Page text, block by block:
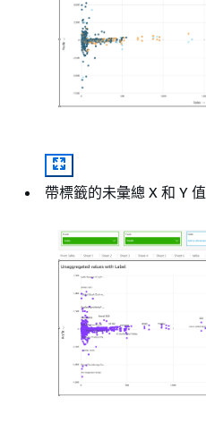
帶標籤的未彙總 X 和 Y 值